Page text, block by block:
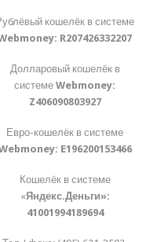
кошелёк в системе
R207426332207
Долларовый кошелёк в
системеWebmoney:
Z406090803927
Евро-кошелёк в системе
E196200153466
Кошелёк в системе
«Яндекс.Деньги»:
41001994189694